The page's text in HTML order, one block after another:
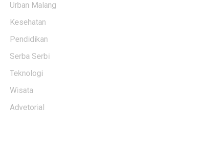
Urban Malang
Kesehatan
Pendidikan
Serba Serbi
Teknologi
Wisata
Advetorial